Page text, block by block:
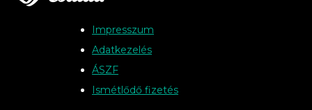
Impresszum
Adatkezelés
ÁSZF
Ismétlődő fizetés